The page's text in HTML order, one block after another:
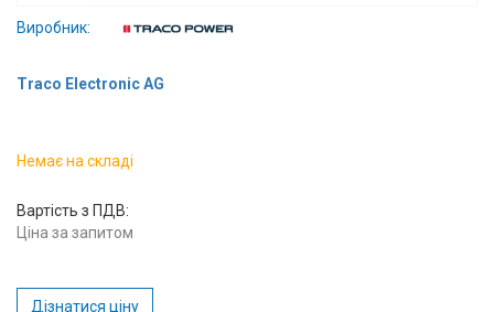
Вхід/
Контакти
Доставка
Підтримка
Виробник:
Traco Electronic AG
Немає на складі
Вартість з ПДВ:
Ціна за запитом
Дізнатися ціну